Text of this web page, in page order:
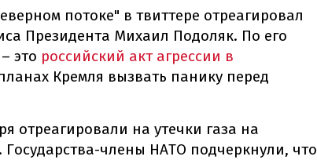
потоке" в твиттере отреагировал
Президента Михаил Подоляк. По его
это российский акт агрессии в
Кремля вызвать панику перед
отреагировали на утечки газа на
Государства-члены НАТО подчеркнули, что